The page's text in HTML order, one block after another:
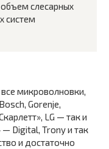
слесарных
систем
микроволновки,
Gorenje,
LG — так и
— Digital, Trony и так
и достаточно